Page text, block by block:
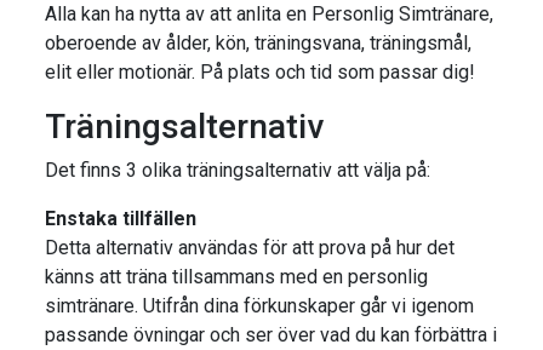
Alla kan ha nytta av att anlita en Personlig Simtränare,
oberoende av ålder, kön, träningsvana, träningsmål,
elit eller motionär. På plats och tid som passar dig!
Träningsalternativ
Det finns 3 olika träningsalternativ att välja på:
Enstaka tillfällen
Detta alternativ användas för att prova på hur det
känns att träna tillsammans med en personlig
simtränare. Utifrån dina förkunskaper går vi igenom
passande övningar och ser över vad du kan förbättra i